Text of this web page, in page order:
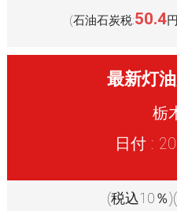
(石油石炭税:50.4円
最新灯
栃
日付 :
(税込10％)(